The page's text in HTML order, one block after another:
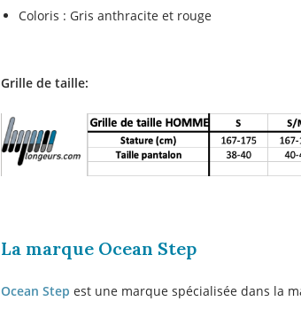
Coloris : Gris anthracite et rouge
Grille de taille:
La marque Ocean Step
Ocean Step est une marque spécialisée dans la